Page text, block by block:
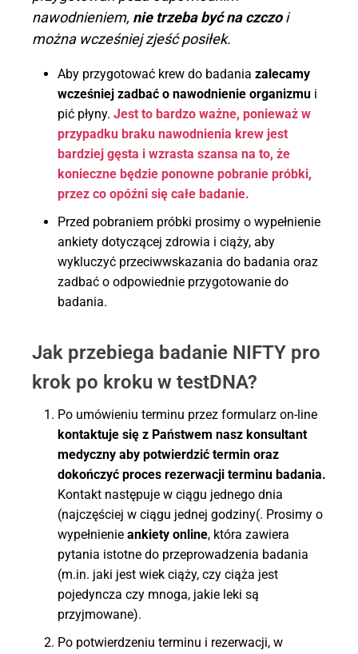
nawodnieniem, nie trzeba być na czczoi
można wcześniej zjeść posiłek.
Aby przygotować krew do badania zalecamy
wcześniej zadbać o nawodnienie organizmu i
pić płyny. Jest to bardzo ważne, ponieważ w
przypadku braku nawodnienia krew jest
bardziej gęsta i wzrasta szansa na to, że
konieczne będzie ponowne pobranie próbki,
przez co opóźni się całe badanie.
Przed pobraniem próbki prosimy o wypełnienie
ankiety dotyczącej zdrowia i ciąży, aby
wykluczyć przeciwwskazania do badania oraz
zadbać o odpowiednie przygotowanie do
badania.
Jak przebiega badanie NIFTY pro
krok po kroku w testDNA?
Po umówieniu terminu przez formularz on-line
kontaktuje się z Państwem nasz konsultant
medyczny aby potwierdzić termin oraz
dokończyć proces rezerwacji terminu badania.
Kontakt następuje w ciągu jednego dnia
(najczęściej w ciągu jednej godziny(. Prosimy o
wypełnienie ankiety online, która zawiera
pytania istotne do przeprowadzenia badania
(m.in. jaki jest wiek ciąży, czy ciąża jest
pojedyncza czy mnoga, jakie leki są
przyjmowane).
Po potwierdzeniu terminu i rezerwacji, w